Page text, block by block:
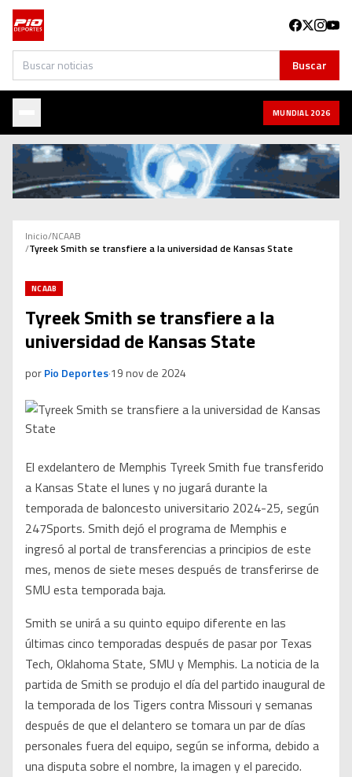
Buscar Buscar
MUNDIAL 2026
Inicio/NCAAB
/Tyreek Smith se transfiere a la universidad de Kansas State
NCAAB
Tyreek Smith se transfiere a la
universidad de Kansas State
porPio Deportes·19 nov de 2024
El exdelantero de Memphis Tyreek Smith fue transferido
a Kansas State el lunes y no jugará durante la
temporada de baloncesto universitario 2024-25, según
247Sports. Smith dejó el programa de Memphis e
ingresó al portal de transferencias a principios de este
mes, menos de siete meses después de transferirse de
SMU esta temporada baja.
Smith se unirá a su quinto equipo diferente en las
últimas cinco temporadas después de pasar por Texas
Tech, Oklahoma State, SMU y Memphis. La noticia de la
partida de Smith se produjo el día del partido inaugural de
la temporada de los Tigers contra Missouri y semanas
después de que el delantero se tomara un par de días
personales fuera del equipo, según se informa, debido a
una disputa sobre el nombre, la imagen y el parecido.